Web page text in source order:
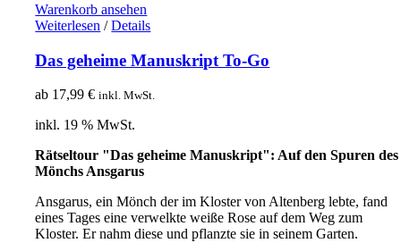
Warenkorb ansehen
Weiterlesen / Details
Das geheime Manuskript To-Go
ab 17,99€ inkl. MwSt.
inkl. 19 % MwSt.
Rätseltour "Das geheime Manuskript": Auf den Spuren des
Mönchs Ansgarus
Ansgarus, ein Mönch der im Kloster von Altenberg lebte, fand
eines Tages eine verwelkte weiße Rose auf dem Weg zum
Kloster. Er nahm diese und pflanzte sie in seinem Garten.